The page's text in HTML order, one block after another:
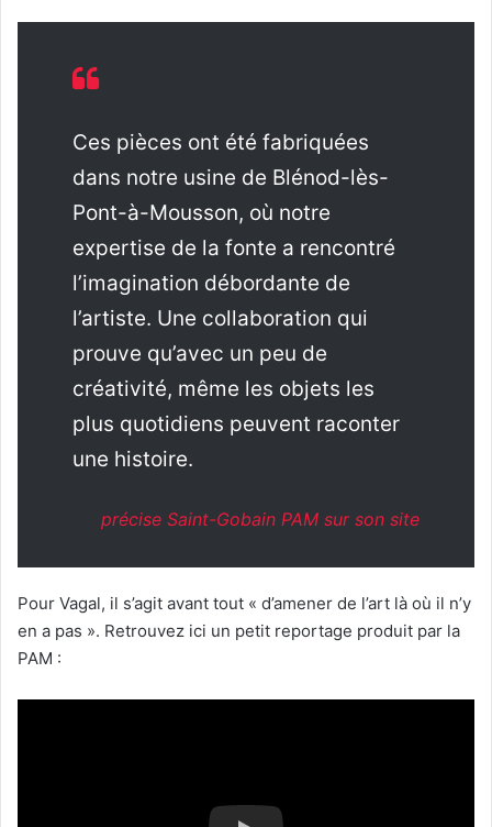
Ces pièces ont été fabriquées
dans notre usine de Blénod-lès-
Pont-à-Mousson, où notre
expertise de la fonte a rencontré
l’imagination débordante de
l’artiste. Une collaboration qui
prouve qu’avec un peu de
créativité, même les objets les
plus quotidiens peuvent raconter
une histoire.
précise Saint-Gobain PAM sur son site
Pour Vagal, il s’agit avant tout « d’amener de l’art là où il n’y
en a pas ». Retrouvez ici un petit reportage produit par la
PAM :